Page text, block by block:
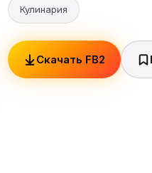
Кулинария
Скачать FB2